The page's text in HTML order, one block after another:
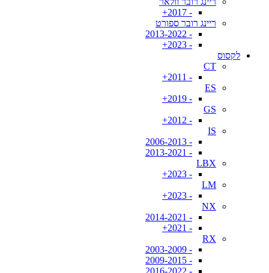
- 2017+
ריינג רובר ספורט
- 2013-2022
- 2023+
לקסוס
CT
- 2011+
ES
- 2019+
GS
- 2012+
IS
- 2006-2013
- 2013-2021
LBX
- 2023+
LM
- 2023+
NX
- 2014-2021
- 2021+
RX
- 2003-2009
- 2009-2015
- 2016-2022